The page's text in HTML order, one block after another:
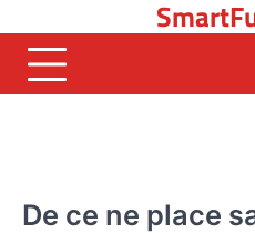
to
content
De ce ne place